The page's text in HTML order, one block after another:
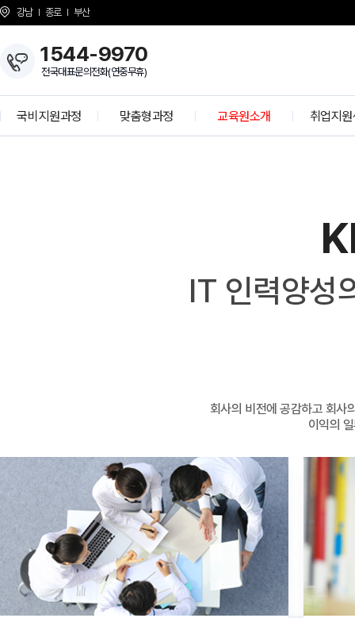
강남 종로 부산
1544-9970
전국대표문의전화(연중무휴)
사업 제휴 문의
언론보도
선배와의
취업현
협력기
인재 채용
국비지원과정 맞춤형과정 교육원소개 취업지
IT 인력양성
회사의 비전에 공감하고 회사
이익의